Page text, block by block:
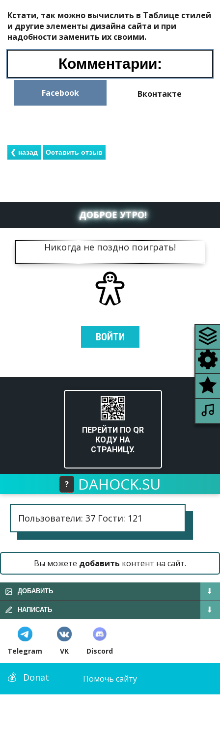
Кстати, так можно вычислить в Таблице стилей
и другие элементы дизайна сайта и при
надобности заменить их своими.
Комментарии:
Facebook Вконтакте
ДОБРОЕ УТРО!
Никогда не поздно поиграть!
ВОЙТИ
ПЕРЕЙТИ ПО QR
КОДУ НА
СТРАНИЦУ.
? DAHOCK.SU
Пользователи: 37 Гости: 121
Вы можете добавить контент на сайт.
ДОБАВИТЬ
НАПИСАТЬ
Telegram VK Discord
Donat